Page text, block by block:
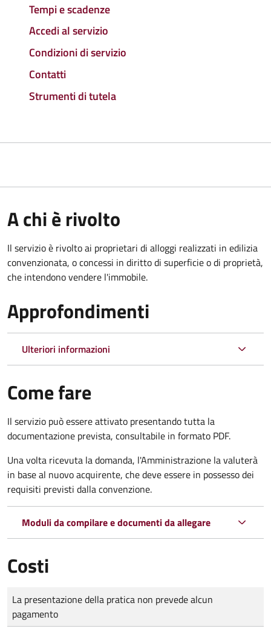
Tempi e scadenze
Accedi al servizio
Condizioni di servizio
Contatti
Strumenti di tutela
A chi è rivolto
Il servizio è rivolto ai proprietari di alloggi realizzati in edilizia
convenzionata, o concessi in diritto di superficie o di proprietà,
che intendono vendere l'immobile.
Approfondimenti
Ulteriori informazioni
Come fare
Il servizio può essere attivato presentando tutta la
documentazione prevista, consultabile in formato PDF.
Una volta ricevuta la domanda, l'Amministrazione la valuterà
in base al nuovo acquirente, che deve essere in possesso dei
requisiti previsti dalla convenzione.
Moduli da compilare e documenti da allegare
Costi
Tipo di pagamento
Importo
La presentazione della pratica non prevede alcun
pagamento